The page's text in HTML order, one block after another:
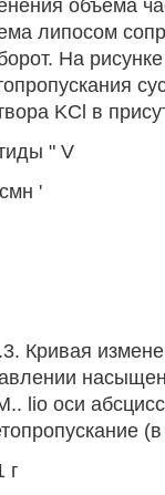
объема
липосом
На
KCl в
" V
'
Кривая
lio оси
г